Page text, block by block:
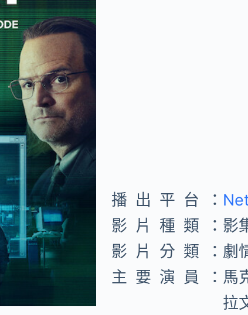
播出平台：
影片種類： 影
影片分類： 劇
主要演員： 馬
拉